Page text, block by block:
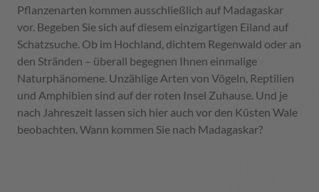
Pflanzenarten kommen ausschließlich auf Madagaskar
vor. Begeben Sie sich auf diesem einzigartigen Eiland auf
Schatzsuche. Ob im Hochland, dichtem Regenwald oder an
den Stränden – überall begegnen Ihnen einmalige
Naturphänomene. Unzählige Arten von Vögeln, Reptilien
und Amphibien sind auf der roten Insel Zuhause. Und je
nach Jahreszeit lassen sich hier auch vor den Küsten Wale
beobachten. Wann kommen Sie nach Madagaskar?